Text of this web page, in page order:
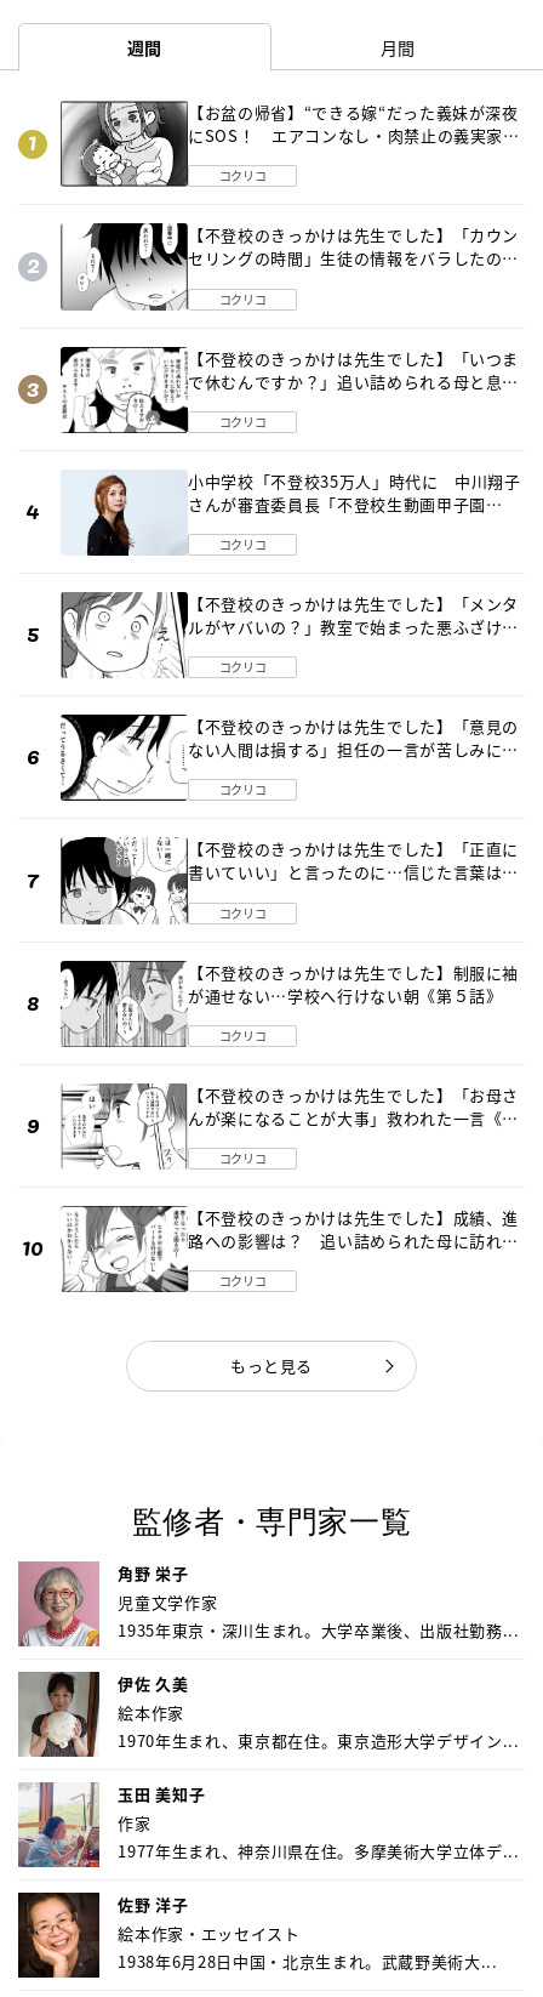
週間 月間
【お盆の帰省】“できる嫁“だった義妹が深夜
にSOS！ エアコンなし・肉禁止の義実家ル
コクリコ
【不登校のきっかけは先生でした】「カウン
セリングの時間」生徒の情報をバラしたの
コクリコ
【不登校のきっかけは先生でした】「いつま
で休むんですか？」追い詰められる母と息子
コクリコ
小中学校「不登校35万人」時代に 中川翔子
さんが審査委員長「不登校生動画甲子園
コクリコ
【不登校のきっかけは先生でした】「メンタ
ルがヤバいの？」教室で始まった悪ふざけ
コクリコ
【不登校のきっかけは先生でした】「意見の
ない人間は損する」担任の一言が苦しみに…
コクリコ
【不登校のきっかけは先生でした】「正直に
書いていい」と言ったのに…信じた言葉は噓
コクリコ
【不登校のきっかけは先生でした】制服に袖
が通せない…学校へ行けない朝《第５話》
コクリコ
【不登校のきっかけは先生でした】「お母さ
んが楽になることが大事」救われた一言《第
コクリコ
【不登校のきっかけは先生でした】成績、進
路への影響は？ 追い詰められた母に訪れた
コクリコ
もっと見る
監修者・専門家一覧
角野 栄子
児童文学作家
1935年東京・深川生まれ。大学卒業後、出版社勤務...
伊佐 久美
絵本作家
1970年生まれ、東京都在住。東京造形大学デザイン...
玉田 美知子
作家
1977年生まれ、神奈川県在住。多摩美術大学立体デ...
佐野 洋子
絵本作家・エッセイスト
1938年6月28日中国・北京生まれ。武蔵野美術大...